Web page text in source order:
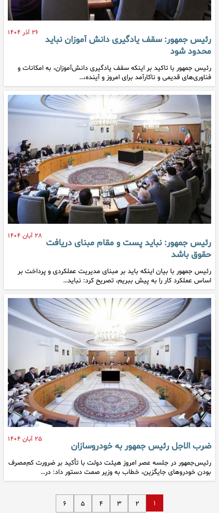
۲۶ آذر ۱۴۰۴
رئیس جمهور: سقف یادگیری دانش آموزان نباید
محدود شود
رئیس جمهور با تاکید بر اینکه سقف یادگیری دانش‌آموزان، به امکانات و
فناوری‌های قدیمی و ناکارآمد برای امروز و آینده،…
۲۸ آبان ۱۴۰۴
رئیس جمهور: نباید پست و مقام مبنای دریافت
حقوق باشد
رئیس جمهور با بیان اینکه باید بر مبنای مدیریت عملکردی و پرداخت بر
اساس عملکرد کار را به پیش ببریم، تصریح کرد: نباید…
۲۵ آبان ۱۴۰۴
ضرب الاجل رئیس جمهور به خودروسازان
رئیس‌جمهور در جلسه عصر امروز هیئت دولت با تأکید بر ضرورت کم‌مصرف
بودن خودروهای جایگزین، خطاب به وزیر صمت دستور داد: در…
۱ ۲ ۳ ۴ ۵ ۶